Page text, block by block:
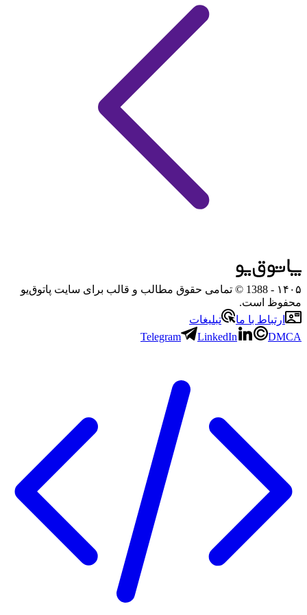
۱۴۰۵
- 1388 © تمامی حقوق مطالب و قالب برای سایت پاتوق‌یو
محفوظ است.
ارتباط با ما
تبلیغات
Telegram
LinkedIn DMCA